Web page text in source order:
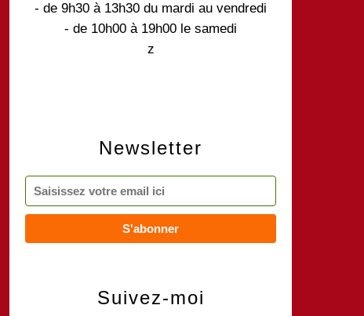
Newsletter
Suivez-moi
- de 9h30 à 13h30 du mardi au vendredi
- de 10h00 à 19h00 le samedi
z